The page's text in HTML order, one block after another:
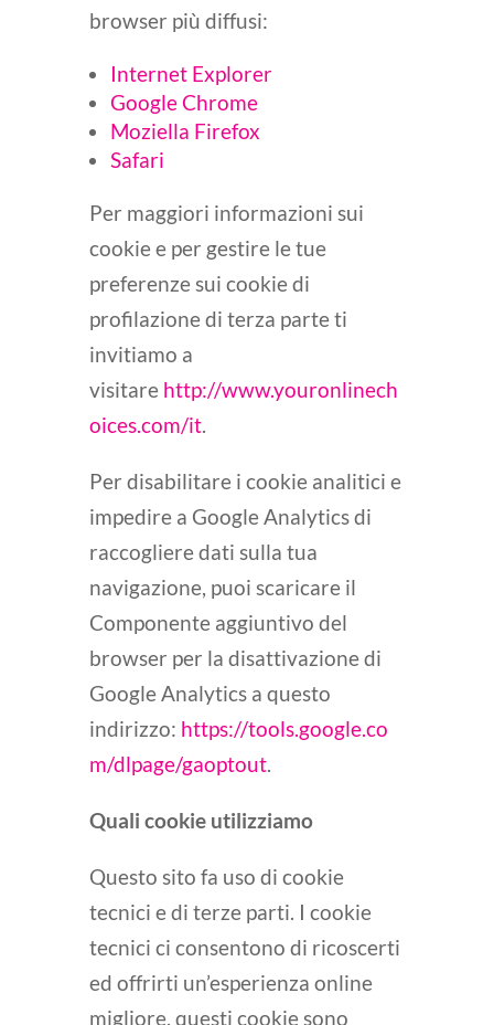
browser più diffusi:
Internet Explorer
Google Chrome
Moziella Firefox
Safari
Per maggiori informazioni sui
cookie e per gestire le tue
preferenze sui cookie di
profilazione di terza parte ti
invitiamo a
visitare http://www.youronlinech
oices.com/it.
Per disabilitare i cookie analitici e
impedire a Google Analytics di
raccogliere dati sulla tua
navigazione, puoi scaricare il
Componente aggiuntivo del
browser per la disattivazione di
Google Analytics a questo
indirizzo: https://tools.google.co
m/dlpage/gaoptout.
Quali cookie utilizziamo
Questo sito fa uso di cookie
tecnici e di terze parti. I cookie
tecnici ci consentono di ricoscerti
ed offrirti un’esperienza online
migliore, questi cookie sono